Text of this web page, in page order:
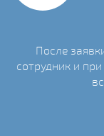
После
сотрудник и